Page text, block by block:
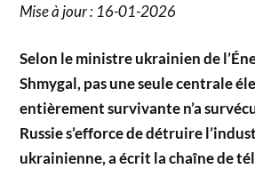
Mise à jour : 16-01-2026
Selon le ministre ukrainien de
Shmygal, pas une seule centrale
entièrement survivante n’a
Russie s’efforce de détruire
ukrainienne, a écrit la chaîne de